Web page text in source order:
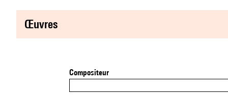
œuvres
Compositeur